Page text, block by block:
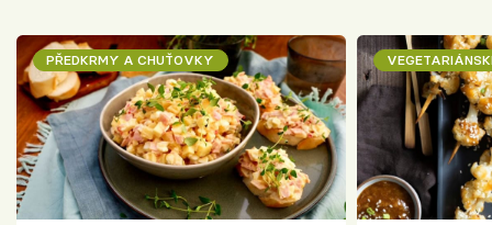
PŘEDKRMY A CHUŤOVKY